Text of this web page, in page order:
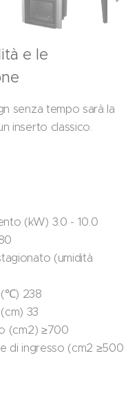
e le
senza tempo sarà la
inserto classico.
(kW) 3.0 - 10.0
(umidità
(℃) 238
33
(cm2) ≥700
di ingresso (cm2 ≥500